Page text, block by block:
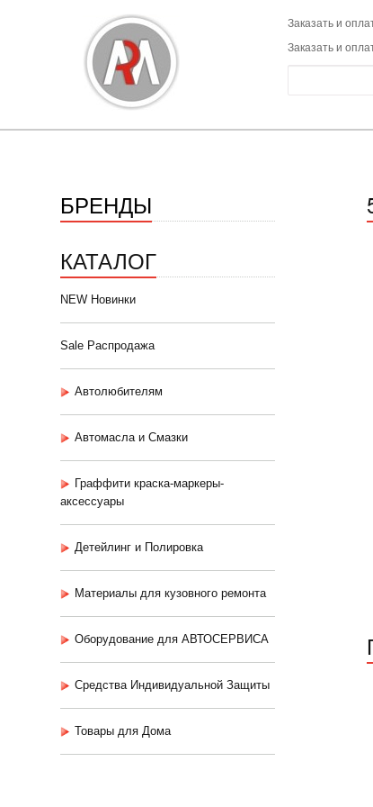
Заказать и
Заказать и
БРЕНДЫ
КАТАЛОГ
NEW Новинки
Sale Распродажа
Автолюбителям
Автомасла и Смазки
Граффити краска-маркеры-
аксессуары
Детейлинг и Полировка
Материалы для кузовного ремонта
Оборудование для АВТОСЕРВИСА
Средства Индивидуальной Защиты
Товары для Дома